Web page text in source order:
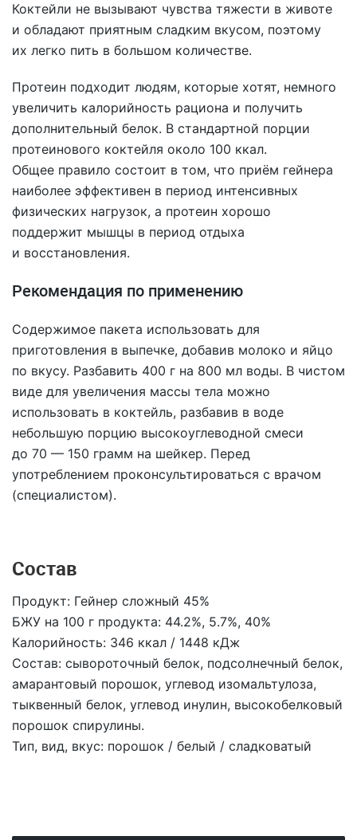
Коктейли не вызывают чувства тяжести в животе
и обладают приятным сладким вкусом, поэтому
их легко пить в большом количестве.
Протеин подходит людям, которые хотят, немного
увеличить калорийность рациона и получить
дополнительный белок. В стандартной порции
протеинового коктейля около 100 ккал.
Общее правило состоит в том, что приём гейнера
наиболее эффективен в период интенсивных
физических нагрузок, а протеин хорошо
поддержит мышцы в период отдыха
и восстановления.
Рекомендация по применению
Содержимое пакета использовать для
приготовления в выпечке, добавив молоко и яйцо
по вкусу. Разбавить 400 г на 800 мл воды. В чистом
виде для увеличения массы тела можно
использовать в коктейль, разбавив в воде
небольшую порцию высокоуглеводной смеси
до 70 — 150 грамм на шейкер. Перед
употреблением проконсультироваться с врачом
(специалистом).
Состав
Продукт: Гейнер сложный 45%
БЖУ на 100 г продукта: 44.2%, 5.7%, 40%
Калорийность: 346 ккал / 1448 кДж
Состав: сывороточный белок, подсолнечный белок,
амарантовый порошок, углевод изомальтулоза,
тыквенный белок, углевод инулин, высокобелковый
порошок спирулины.
Тип, вид, вкус: порошок / белый / сладковатый